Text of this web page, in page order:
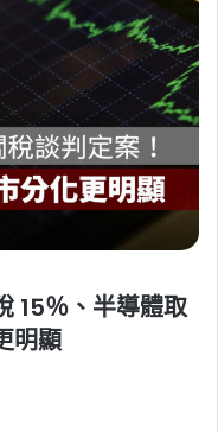
15％、半導體取
明顯